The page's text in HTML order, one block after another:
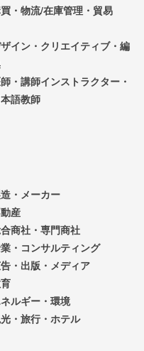
・物流/在庫管理・貿易
イン・クリエイティブ・編
・講師インストラクター・
語教師
・メーカー
産
商社・専門商社
・コンサルティング
・出版・メディア
ルギー・環境
・旅行・ホテル